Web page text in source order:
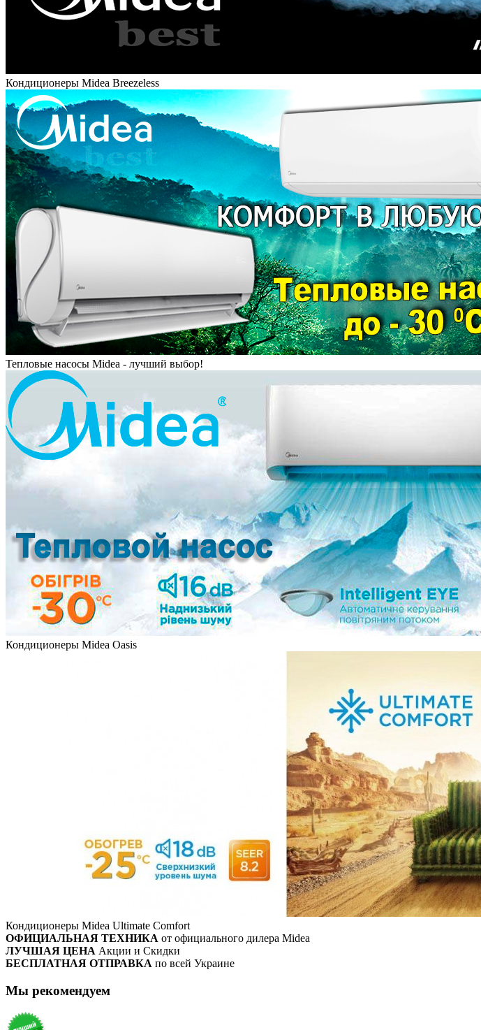
Кондиционеры Midea Breezeless
Тепловые насосы Midea - лучший выбор!
Кондиционеры Midea Oasis
Кондиционеры Midea Ultimate Comfort
ОФИЦИАЛЬНАЯ ТЕХНИКА от официального дилера Midea
ЛУЧШАЯ ЦЕНА Акции и Скидки
БЕСПЛАТНАЯ ОТПРАВКА по всей Украине
Мы рекомендуем